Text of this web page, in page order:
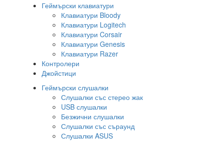
Геймърски клавиатури
Клавиатури Bloody
Клавиатури Logitech
Клавиатури Corsair
Клавиатури Genesis
Клавиатури Razer
Контролери
Джойстици
Геймърски слушалки
Слушалки със стерео жак
USB слушалки
Безжични слушалки
Слушалки със съраунд
Слушалки ASUS